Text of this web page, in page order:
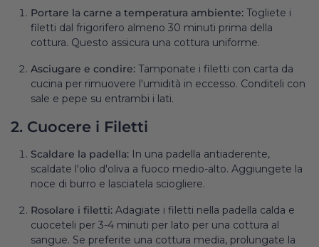
Portare la carne a temperatura ambiente: Togliete i
filetti dal frigorifero almeno 30 minuti prima della
cottura. Questo assicura una cottura uniforme.
Asciugare e condire: Tamponate i filetti con carta da
cucina per rimuovere l'umidità in eccesso. Conditeli con
sale e pepe su entrambi i lati.
2. Cuocere i Filetti
Scaldare la padella: In una padella antiaderente,
scaldate l'olio d'oliva a fuoco medio-alto. Aggiungete la
noce di burro e lasciatela sciogliere.
Rosolare i filetti: Adagiate i filetti nella padella calda e
cuoceteli per 3-4 minuti per lato per una cottura al
sangue. Se preferite una cottura media, prolungate la